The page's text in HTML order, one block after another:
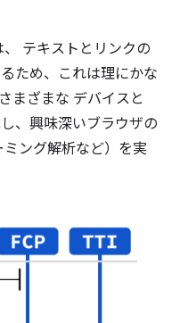
テキストとリンクの
ため、これは理にかな
まざまな デバイスと
、興味深いブラウザの
ング解析など）を実